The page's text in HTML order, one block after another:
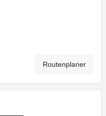
Routenplaner